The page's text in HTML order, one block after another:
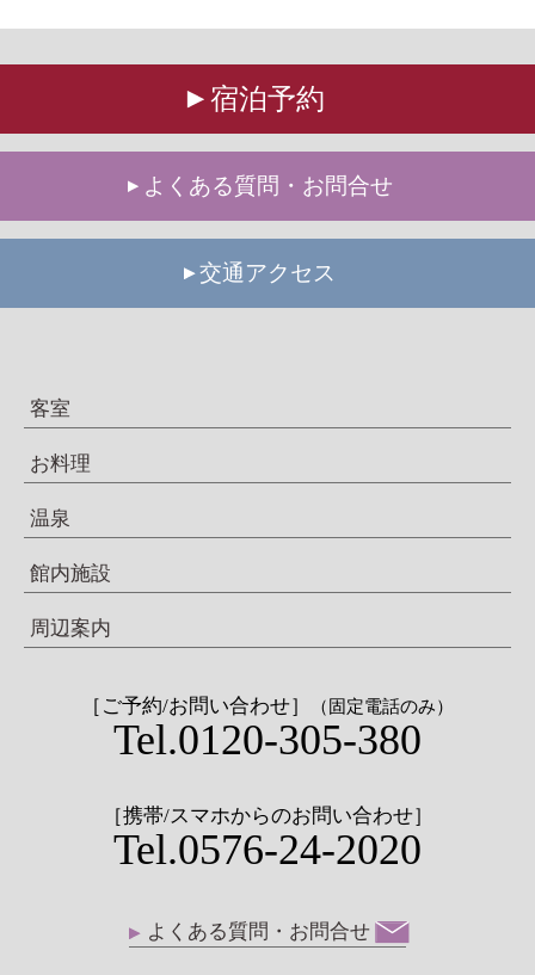
宿泊予約
よくある質問・お問合せ
交通アクセス
客室
お料理
温泉
館内施設
周辺案内
［ご予約/お問い合わせ］ （固定電話のみ）
Tel.0120-305-380
［携帯/スマホからのお問い合わせ］
Tel.0576-24-2020
よくある質問・お問合せ